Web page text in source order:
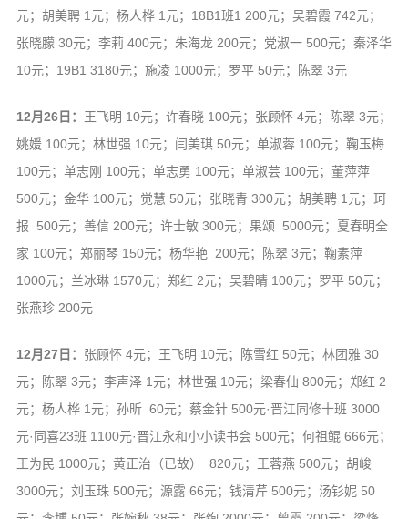
元；胡美聘 1元；杨人桦 1元；18B1班1 200元；吴碧霞 742元；
张晓朦 30元；李莉 400元；朱海龙 200元；党淑一 500元；秦泽华
10元；19B1 3180元；施凌 1000元；罗平 50元；陈翠 3元
12月26日： 王飞明 10元；许春晓 100元；张顾怀 4元；陈翠 3元；
姚媛 100元；林世强 10元；闫美琪 50元；单淑蓉 100元；鞠玉梅
100元；单志刚 100元；单志勇 100元；单淑芸 100元；董萍萍
500元；金华 100元；觉慧 50元；张晓青 300元；胡美聘 1元；珂
报 500元；善信 200元；许士敏 300元；果颂 5000元；夏春明全
家 100元；郑丽琴 150元；杨华艳 200元；陈翠 3元；鞠素萍
1000元；兰冰琳 1570元；郑红 2元；吴碧晴 100元；罗平 50元；
张燕珍 200元
12月27日： 张顾怀 4元；王飞明 10元；陈雪红 50元；林团雅 30
元；陈翠 3元；李声泽 1元；林世强 10元；梁春仙 800元；郑红 2
元；杨人桦 1元；孙昕 60元；蔡金针 500元·晋江同修十班 3000
元·同喜23班 1100元·晋江永和小小读书会 500元；何祖鲲 666元；
王为民 1000元；黄正治（已故） 820元；王蓉燕 500元；胡峻
3000元；刘玉珠 500元；源露 66元；钱清芹 500元；汤钐妮 50